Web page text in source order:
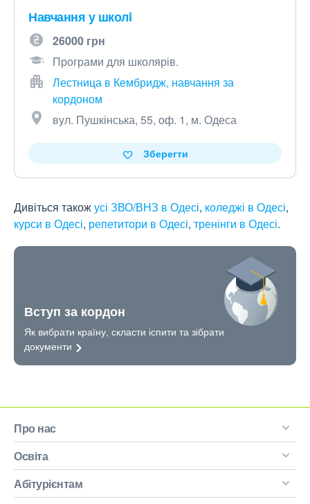
Навчання у школi
26000 грн
Програми для школярів.
Лестница в Кембридж, навчання за
кордоном
вул. Пушкінська, 55, оф. 1, м. Одеса
Зберегти
Дивіться такожусі ЗВО/ВНЗ в Одесі, коледжі в Одесі,
курси в Одесі, репетитори в Одесі, тренінги в Одесі.
Вступ за кордон
Як вибрати країну, скласти іспити та зібрати
документи
Про нас
Освіта
Абітурієнтам